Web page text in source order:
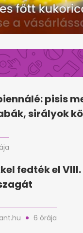
pisis
sirályok
fedték el
6 órája